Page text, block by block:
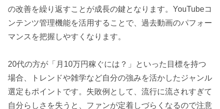
の改善を繰り返すことが成長の鍵となります。YouTubeコ
ンテンツ管理機能を活用することで、過去動画のパフォー
マンスを把握しやすくなります。
20代の方が「月10万円稼ぐには？」といった目標を持つ
場合、トレンドや雑学など自分の強みを活かしたジャンル
選定もポイントです。失敗例として、流行に流されすぎて
自分らしさを失うと、ファンが定着しづらくなるので注意